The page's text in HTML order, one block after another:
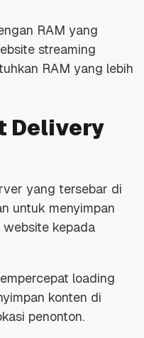
RAM yang
streaming
RAM yang lebih
Delivery
yang tersebar di
untuk menyimpan
kepada
loading
konten di
penonton.